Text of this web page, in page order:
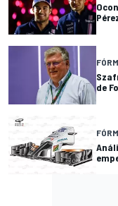
de